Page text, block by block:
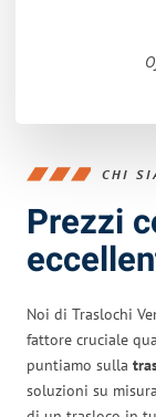
CHI
Prezzi
Noi di Traslochi
fattore cruciale
puntiamo sulla
soluzioni su